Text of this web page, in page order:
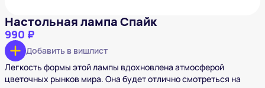
Настольная лампа Спайк
990 ₽
Добавить в вишлист
Легкость формы этой лампы вдохновлена атмосферой
цветочных рынков мира. Она будет отлично смотреться на